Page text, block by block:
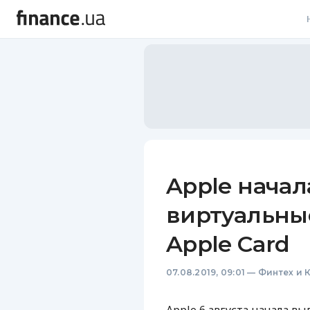
Apple
Apple Card
07.08.2019, 09:01 — Финтех и